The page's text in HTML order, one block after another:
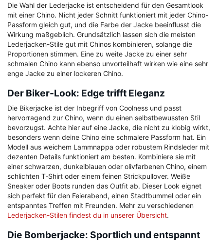
Die Wahl der Lederjacke ist entscheidend für den Gesamtlook
mit einer Chino. Nicht jeder Schnitt funktioniert mit jeder Chino-
Passform gleich gut, und die Farbe der Jacke beeinflusst die
Wirkung maßgeblich. Grundsätzlich lassen sich die meisten
Lederjacken-Stile gut mit Chinos kombinieren, solange die
Proportionen stimmen. Eine zu weite Jacke zu einer sehr
schmalen Chino kann ebenso unvorteilhaft wirken wie eine sehr
enge Jacke zu einer lockeren Chino.
Der Biker-Look: Edge trifft Eleganz
Die Bikerjacke ist der Inbegriff von Coolness und passt
hervorragend zur Chino, wenn du einen selbstbewussten Stil
bevorzugst. Achte hier auf eine Jacke, die nicht zu klobig wirkt,
besonders wenn deine Chino eine schmalere Passform hat. Ein
Modell aus weichem Lammnappa oder robustem Rindsleder mit
dezenten Details funktioniert am besten. Kombiniere sie mit
einer schwarzen, dunkelblauen oder olivfarbenen Chino, einem
schlichten T-Shirt oder einem feinen Strickpullover. Weiße
Sneaker oder Boots runden das Outfit ab. Dieser Look eignet
sich perfekt für den Feierabend, einen Stadtbummel oder ein
entspanntes Treffen mit Freunden. Mehr zu verschiedenen
Lederjacken-Stilen findest du in unserer Übersicht.
Die Bomberjacke: Sportlich und entspannt